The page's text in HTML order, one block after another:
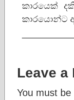
කාරයෙක්
කාරයොන්ට
Leave a
You must be